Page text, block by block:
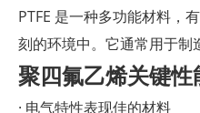
PTFE 是一种多功能材料，
刻的环境中。它通常用于制
聚四氟乙烯关键性
· 电气特性表现佳的材料